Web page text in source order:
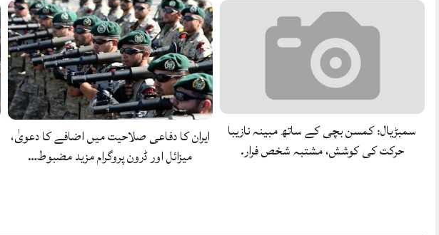
سمبڑیال: کمسن بچی کے ساتھ مبینہ نازیبا
حرکت کی کوشش، مشتبہ شخص فرار.
ایران کا دفاعی صلاحیت میں اضافے کا دعویٰ،
میزائل اور ڈرون پروگرام مزید مضبوط…